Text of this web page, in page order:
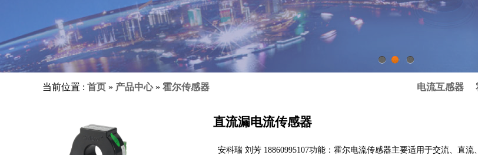
当前位置 : 首页 » 产品中心» 霍尔传感器 电流互感器
直流漏电流传感器
安科瑞 刘芳 18860995107功能：霍尔电流传感器主要适用于交流、直